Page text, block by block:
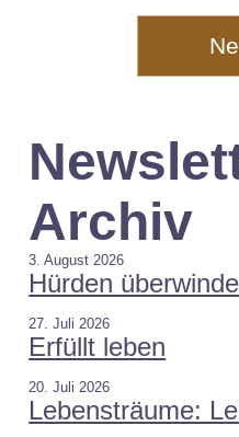
Archiv
3. August 2026
Hürden
27. Juli 2026
Erfüllt leben
20. Juli 2026
Lebensträume: